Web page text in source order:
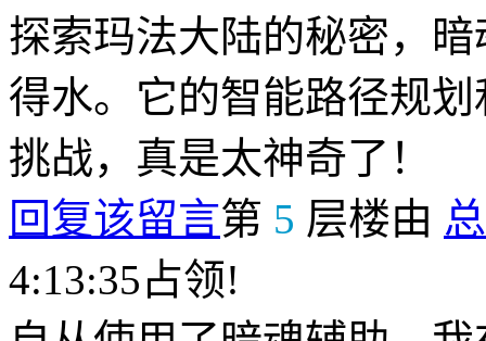
探索玛法大陆的秘密，
得水。它的智能路径规
挑战，真是太神奇了！
回复该留言第 5 层楼由
4:13:35占领!